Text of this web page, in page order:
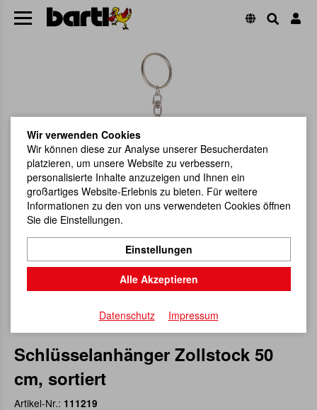
Schlüsselanhänger Zollstock 50
cm, sortiert
Artikel-Nr.: 111219
Wir verwenden Cookies
Wir können diese zur Analyse unserer Besucherdaten
platzieren, um unsere Website zu verbessern,
personalisierte Inhalte anzuzeigen und Ihnen ein
großartiges Website-Erlebnis zu bieten. Für weitere
Informationen zu den von uns verwendeten Cookies öffnen
Sie die Einstellungen.
Einstellungen
Alle Akzeptieren
Datenschutz Impressum